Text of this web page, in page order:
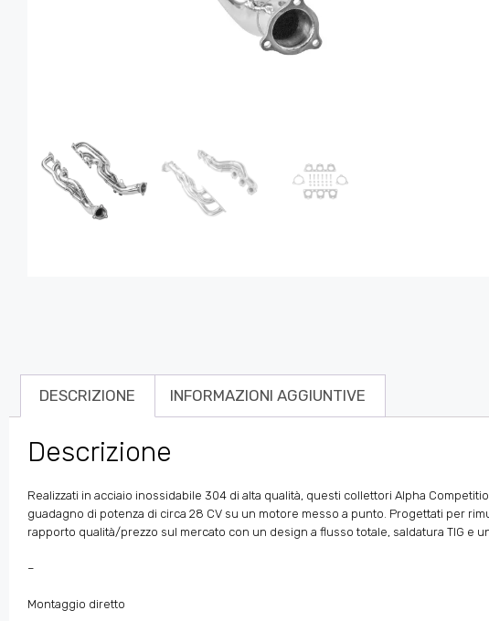
DESCRIZIONE INFORMAZIONI AGGIUNTIVE
Descrizione
Realizzati in acciaio inossidabile 304 di alta qualità, questi collettori Alpha
guadagno di potenza di circa 28 CV su un motore messo a punto. Progettati per
rapporto qualità/prezzo sul mercato con un design a flusso totale, saldatura TIG e
–
Montaggio diretto